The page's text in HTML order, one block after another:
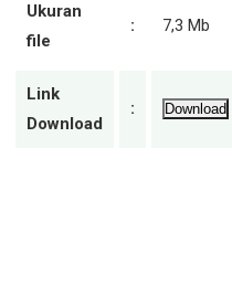
Ukuran
file
: 7,3 Mb
Link
Download
: Download